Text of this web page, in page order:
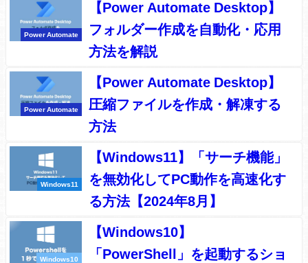
Power Automate
【Power Automate Desktop】
フォルダー作成を自動化・応用
方法を解説
Power Automate
【Power Automate Desktop】
圧縮ファイルを作成・解凍する
方法
Windows11
【Windows11】「サーチ機能」
を無効化してPC動作を高速化す
る方法【2024年8月】
Windows10
【Windows10】
「PowerShell」を起動するショ